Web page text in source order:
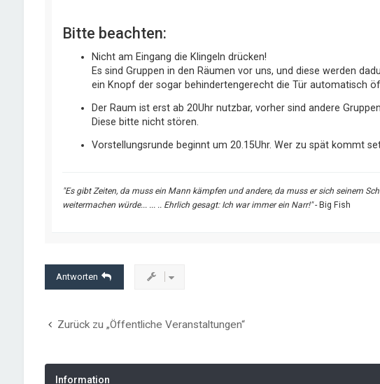
Bitte beachten:
Nicht am Eingang die Klingeln drücken!
Es sind Gruppen in den Räumen vor uns, und diese werden
ein Knopf der sogar behindertengerecht die Tür automatisch
Der Raum ist erst ab 20Uhr nutzbar, vorher sind andere
Diese bitte nicht stören.
Vorstellungsrunde beginnt um 20.15Uhr. Wer zu spät kommt
"Es gibt Zeiten, da muss ein Mann kämpfen und andere, da muss er sich seinem
weitermachen würde... ... .. Ehrlich gesagt: Ich war immer ein Narr!"- Big Fish
Antworten
Zurück zu „Öffentliche Veranstaltungen“
Information